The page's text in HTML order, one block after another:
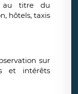
au titre du
hôtels, taxis
sur
et intérêts